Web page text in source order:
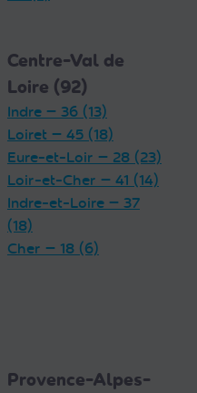
Centre-Val de
Loire (92)
Indre — 36 (13)
Loiret — 45 (18)
Eure-et-Loir — 28 (23)
Loir-et-Cher — 41 (14)
Indre-et-Loire — 37
(18)
Cher — 18 (6)
Provence-Alpes-